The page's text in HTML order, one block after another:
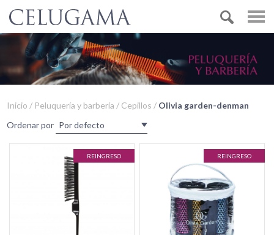
Inicio / Peluquería y barbería / Cepillos / Olivia garden-denman
Ordenar por
REINGRESO REINGRESO